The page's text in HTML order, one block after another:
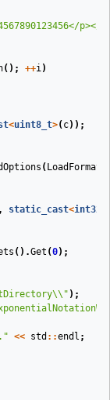
p></
(); ++i)
<uint8_t>( c));
( LoadFormat
static_cast<
().Get (0);
\\ " ) ;
<< std ::endl ;